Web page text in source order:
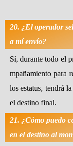
20. ¿El operador
a mí envío?
Sí, durante todo el
mpañamiento para
los estatus, tendrá
el destino final.
21. ¿Cómo puedo
en el destino al